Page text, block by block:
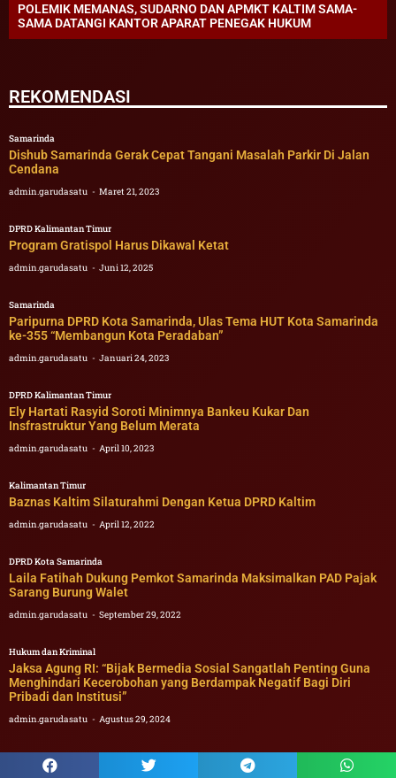
POLEMIK MEMANAS, SUDARNO DAN APMKT KALTIM SAMA-
SAMA DATANGI KANTOR APARAT PENEGAK HUKUM
REKOMENDASI
Samarinda
Dishub Samarinda Gerak Cepat Tangani Masalah Parkir Di Jalan
Cendana
admin.garudasatu Maret 21, 2023
DPRD Kalimantan Timur
Program Gratispol Harus Dikawal Ketat
admin.garudasatu Juni 12, 2025
Samarinda
Paripurna DPRD Kota Samarinda, Ulas Tema HUT Kota Samarinda
ke-355 “Membangun Kota Peradaban”
admin.garudasatu Januari 24, 2023
DPRD Kalimantan Timur
Ely Hartati Rasyid Soroti Minimnya Bankeu Kukar Dan
Insfrastruktur Yang Belum Merata
admin.garudasatu April 10, 2023
Kalimantan Timur
Baznas Kaltim Silaturahmi Dengan Ketua DPRD Kaltim
admin.garudasatu April 12, 2022
DPRD Kota Samarinda
Laila Fatihah Dukung Pemkot Samarinda Maksimalkan PAD Pajak
Sarang Burung Walet
admin.garudasatu September 29, 2022
Hukum dan Kriminal
Jaksa Agung RI: “Bijak Bermedia Sosial Sangatlah Penting Guna
Menghindari Kecerobohan yang Berdampak Negatif Bagi Diri
Pribadi dan Institusi”
admin.garudasatu Agustus 29, 2024